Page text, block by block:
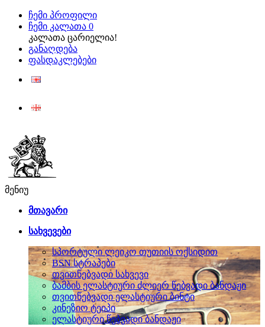
ჩემი პროფილი
ჩემი კალათა 0
კალათა ცარიელია!
განაღდება
ფასდაკლებები
მენიუ
მთავარი
სახვევები
სპორტული ლეიკო თუთიის ოქსიდით
BSN სტრაპები
თვითწებვადი სახვევი
ბამბის ელასტიური ძლიერ წებვადი ბანდაჟი
თვითწებვადი ელასტიური ბინტი
კინეზიო ტეიპი
ელასტიური წებვადი ბანდაჟი